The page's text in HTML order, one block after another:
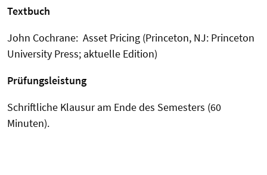
Textbuch
John Cochrane: Asset Pricing (Princeton, NJ: Princeton
University Press; aktuelle Edition)
Prüfungsleistung
Schriftliche Klausur am Ende des Semesters (60
Minuten).